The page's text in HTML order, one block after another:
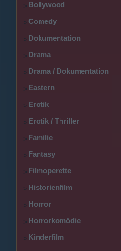
>Bollywood
>Comedy
>Dokumentation
>Drama
>Drama / Dokumentation
>Eastern
>Erotik
>Erotik / Thriller
>Familie
>Fantasy
>Filmoperette
>Historienfilm
>Horror
>Horrorkomödie
>Kinderfilm